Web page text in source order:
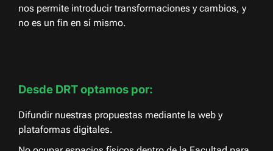
nos permite introducir transformaciones y cambios, y
no es un fin en sí mismo.
Desde DRT optamos por:
Difundir nuestras propuestas mediante la web y
plataformas digitales.